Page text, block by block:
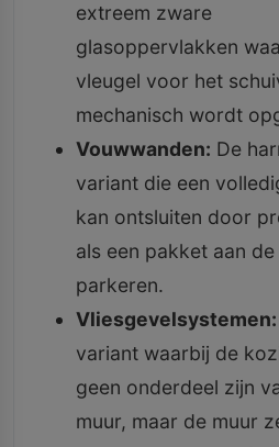
extreem zware
glasoppervlakken
vleugel voor het
mechanisch wordt
Vouwwanden: De
variant die een
kan ontsluiten door
als een pakket aan
parkeren.
Vliesgevelsystemen:
variant waarbij de
geen onderdeel zijn
muur, maar de muur